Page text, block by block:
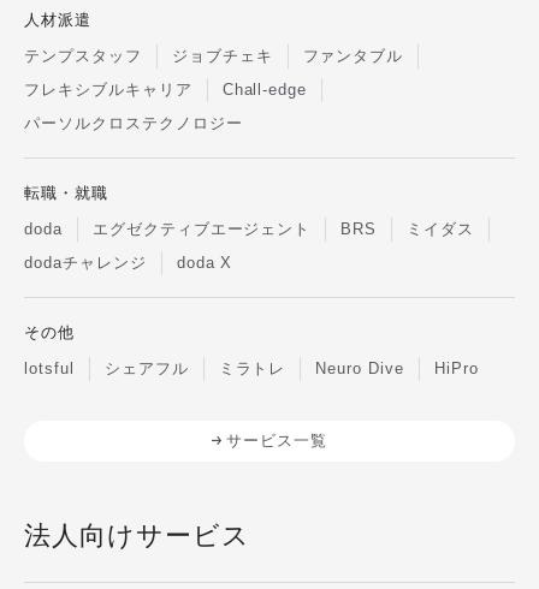
人材派遣
テンプスタッフ
ジョブチェキ
ファンタブル
フレキシブルキャリア
Chall-edge
パーソルクロステクノロジー
転職・就職
doda
エグゼクティブエージェント BRS
ミイダス
dodaチャレンジ
doda X
その他
lotsful
シェアフル ミラトレ Neuro Dive HiPro
サービス一覧
法人向けサービス